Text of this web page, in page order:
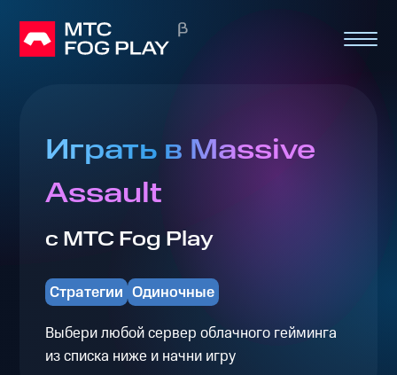
Играть в Massive
Assault
с МТС Fog Play
Стратегии Одиночные
Выбери любой сервер облачного гейминга
из списка ниже и начни игру